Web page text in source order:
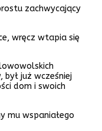
zachwycający
wręcz wtapia się
był już wcześniej
dom i swoich
mu wspaniałego